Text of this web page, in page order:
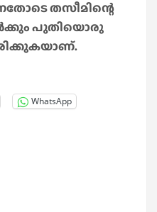
തസീമിന്റെ
പുതിയൊരു
WhatsApp